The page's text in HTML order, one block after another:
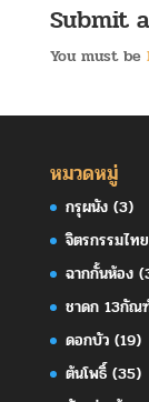
Submit
You must be
หมวดหมู่
กรุผนัง(3)
จิตรกรรมไทย
ฉากกั้นห้อง
ชาดก 13กัณ
ดอกบัว(19)
ต้นโพธิ์(35)